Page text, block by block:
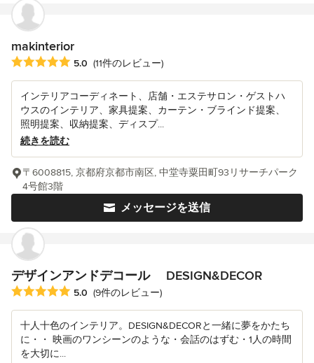
makinterior
平均評価：5つ星中 星5
5.0 (11件のレビュー)
インテリアコーディネート、店舗・エステサロン・ゲストハ
ウスのインテリア、家具提案、カーテン・ブラインド提案、
照明提案、収納提案、ディスプ...
続きを読む
メッセージを送信
〒6008815, 京都府京都市南区, 中堂寺粟田町93リサーチパーク
4号館3階
デザインアンドデコール DESIGN&DECOR
平均評価：5つ星中 星5
5.0 (9件のレビュー)
十人十色のインテリア。DESIGN&DECORと一緒に夢をかたち
に・・ 映画のワンシーンのような・会話のはずむ・1人の時間
を大切に...